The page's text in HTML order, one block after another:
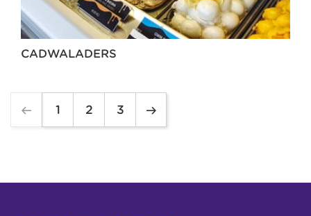
CADWALADERS
1 2 3